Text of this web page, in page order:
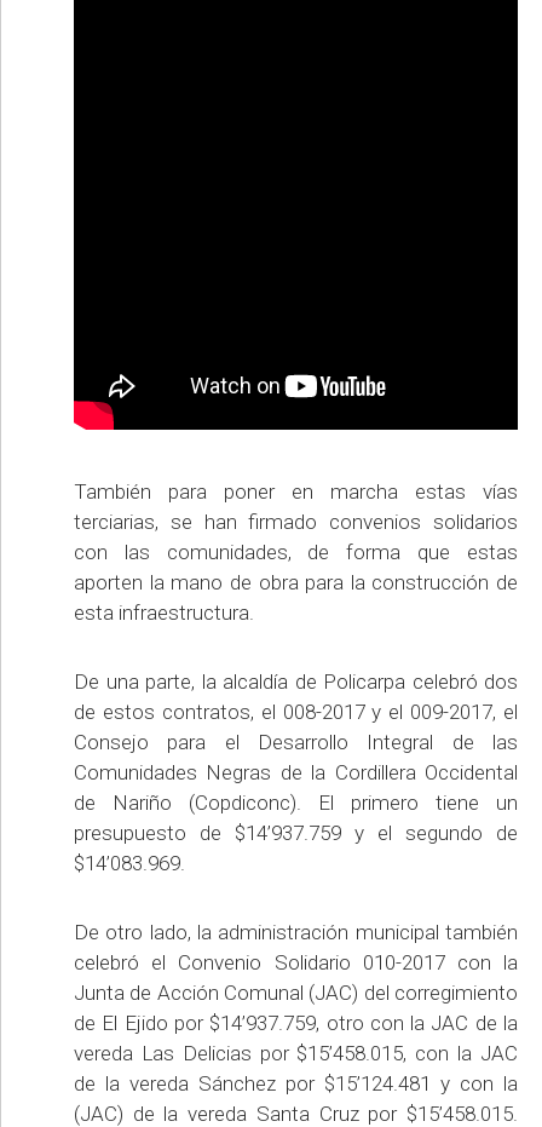
También para poner en marcha estas vías
terciarias, se han firmado convenios solidarios
con las comunidades, de forma que estas
aporten la mano de obra para la construcción de
esta infraestructura.
De una parte, la alcaldía de Policarpa celebró dos
de estos contratos, el 008-2017 y el 009-2017, el
Consejo para el Desarrollo Integral de las
Comunidades Negras de la Cordillera Occidental
de Nariño (Copdiconc). El primero tiene un
presupuesto de $14’937.759 y el segundo de
$14’083.969.
De otro lado, la administración municipal también
celebró el Convenio Solidario 010-2017 con la
Junta de Acción Comunal (JAC) del corregimiento
de El Ejido por $14’937.759, otro con la JAC de la
vereda Las Delicias por $15’458.015, con la JAC
de la vereda Sánchez por $15’124.481 y con la
(JAC) de la vereda Santa Cruz por $15’458.015.